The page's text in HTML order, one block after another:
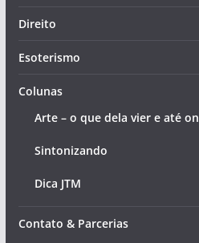
Direito
Esoterismo
Colunas
Arte – o que dela vier e até
Sintonizando
Dica JTM
Contato & Parcerias